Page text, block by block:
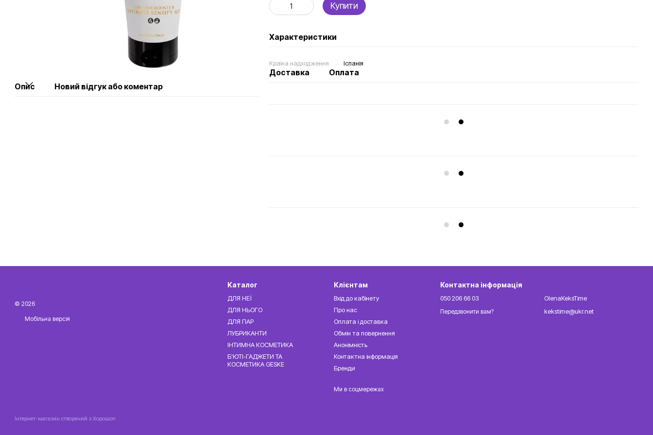
Опис Новий відгук або коментар
Купити
Характеристики
Країна надходження Іспанія
Доставка Оплата
© 2026
Мобільна версія
Інтернет-магазин створений з Хорошоп
Каталог
ДЛЯ НЕЇ
ДЛЯ НЬОГО
ДЛЯ ПАР
ЛУБРИКАНТИ
ІНТИМНА КОСМЕТИКА
Б'ЮТІ-ГАДЖЕТИ ТА
КОСМЕТИКА GESKE
Клієнтам
Вхід до кабінету
Про нас
Оплата і доставка
Обмін та повернення
Анонімність
Контактна інформація
Бренди
Ми в соцмережах
Контактна інформація
050 206 66 03
Передзвонити вам?
OlenaKeksTime
kekstime@ukr.net